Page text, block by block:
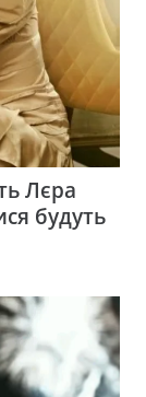
Лєра
будуть